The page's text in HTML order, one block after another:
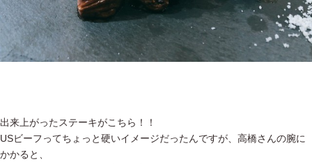
出来上がったステーキがこちら！！
USビーフってちょっと硬いイメージだったんですが、高橋さんの腕に
かかると、